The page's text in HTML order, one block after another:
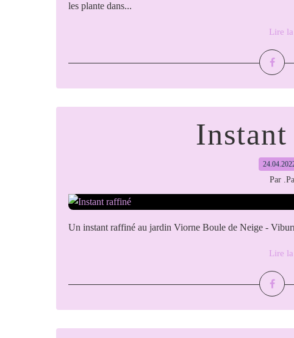
les plante dans...
Lire
Par
Un instant raffiné au jardin Viorne Boule de Neige -
Lire